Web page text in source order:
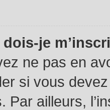
je
ne pas en
si vous
Par ailleurs,